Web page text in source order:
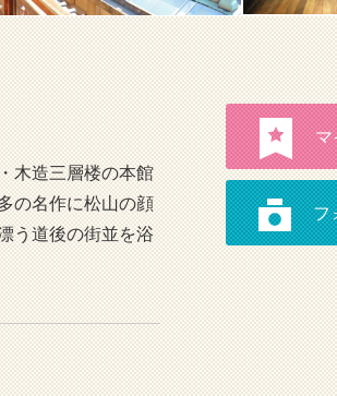
木造三層楼の本館
の名作に松山の顔
う道後の街並を浴